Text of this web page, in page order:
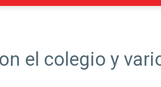
el colegio y